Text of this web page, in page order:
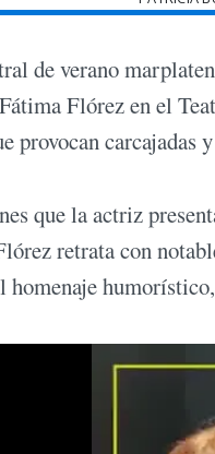
de verano
Flórez en el
provocan carcajadas
que la actriz
retrata con